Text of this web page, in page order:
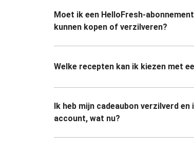
Moet ik een HelloFresh-
kunnen kopen of verzilveren?
Welke recepten kan ik kiezen met
Ik heb mijn cadeaubon verzilverd
account, wat nu?